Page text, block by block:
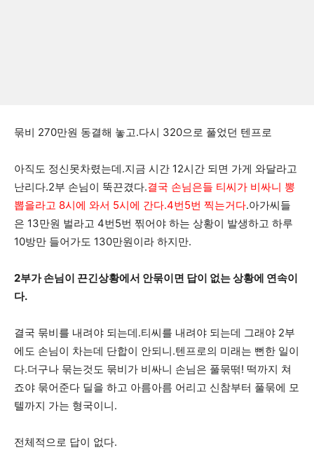
묶비 270만원 동결해 놓고.다시 320으로 풀었던 텐프로
아직도 정신못차렸는데.지금 시간 12시간 되면 가게 와달라고
난리다.2부 손님이 뚝끈겼다.결국 손님은들 티씨가 비싸니 뽕
뽑을라고 8시에 와서 5시에 간다.4번5번 찍는거다.아가씨들
은 13만원 벌라고 4번5번 찎어야 하는 상황이 발생하고 하루
10방만 들어가도 130만원이라 하지만.
2부가 손님이 끈긴상황에서 안묶이면 답이 없는 상황에 연속이
다.
결국 묶비를 내려야 되는데.티씨를 내려야 되는데 그래야 2부
에도 손님이 차는데 단합이 안되니.텐프로의 미래는 뻔한 일이
다.더구나 묶는것도 묶비가 비싸니 손님은 풀묶떢! 떡까지 쳐
죠야 묶어준다 딜을 하고 아름아름 어리고 신참부터 풀묶에 모
텔까지 가는 형국이니.
전체적으로 답이 없다.